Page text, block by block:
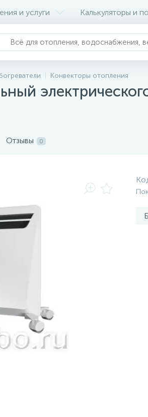
и услуги Калькуляторы и
Конвекторы отопления
Отзывы 0